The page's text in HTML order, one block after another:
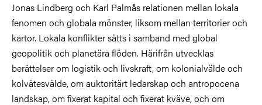
Jonas Lindberg och Karl Palmås relationen mellan lokala
fenomen och globala mönster, liksom mellan territorier och
kartor. Lokala konflikter sätts i samband med global
geopolitik och planetära flöden. Härifrån utvecklas
berättelser om logistik och livskraft, om kolonialvälde och
kolvätesvälde, om auktoritärt ledarskap och antropocena
landskap, om fixerat kapital och fixerat kväve, och om